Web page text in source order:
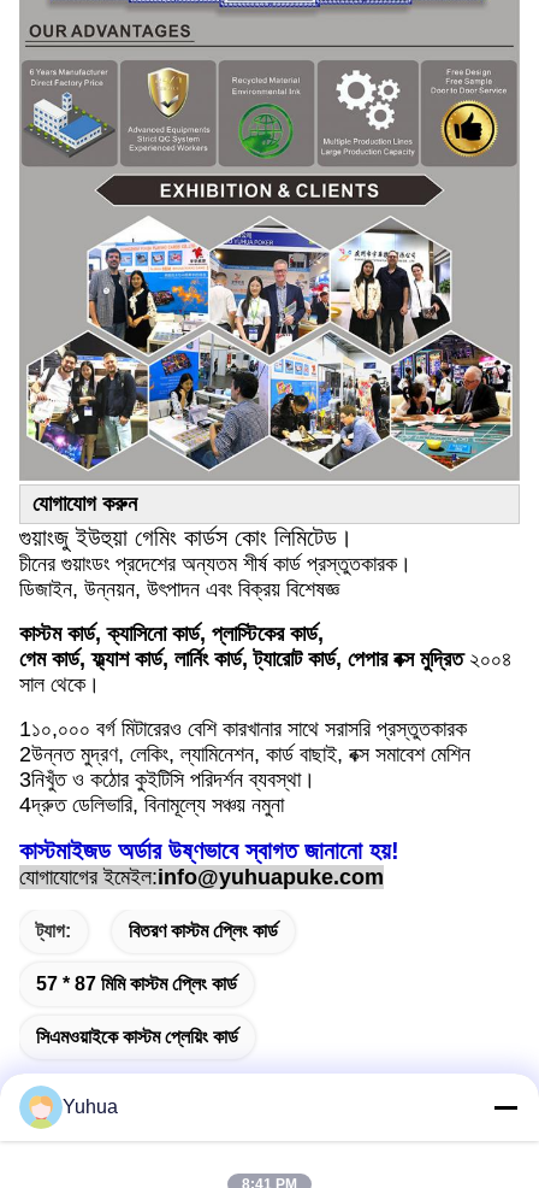
যোগাযোগ করুন
গুয়াংজু ইউহুয়া গেমিং কার্ডস কোং লিমিটেড।
চীনের গুয়াংডং প্রদেশের অন্যতম শীর্ষ কার্ড প্রস্তুতকারক।
ডিজাইন, উন্নয়ন, উৎপাদন এবং বিক্রয় বিশেষজ্ঞ
কাস্টম কার্ড, ক্যাসিনো কার্ড, প্লাস্টিকের কার্ড,
গেম কার্ড, ফ্ল্যাশ কার্ড, লার্নিং কার্ড, ট্যারোট কার্ড, পেপার বক্স মুদ্রিত ২০০৪
সাল থেকে।
1১০,০০০ বর্গ মিটারেরও বেশি কারখানার সাথে সরাসরি প্রস্তুতকারক
2উন্নত মুদ্রণ, লেকিং, ল্যামিনেশন, কার্ড বাছাই, বক্স সমাবেশ মেশিন
3নিখুঁত ও কঠোর কুইটিসি পরিদর্শন ব্যবস্থা।
4দ্রুত ডেলিভারি, বিনামূল্যে সঞ্চয় নমুনা
কাস্টমাইজড অর্ডার উষ্ণভাবে স্বাগত জানানো হয়!
যোগাযোগের ইমেইল:info@yuhuapuke.com
ট্যাগ: বিতরণ কাস্টম প্লেিং কার্ড
57 * 87 মিমি কাস্টম প্লেিং কার্ড
সিএমওয়াইকে কাস্টম প্লেয়িং কার্ড
Yuhua
8:41 PM